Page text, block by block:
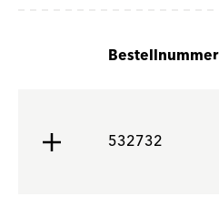
Bestellnummer
532732